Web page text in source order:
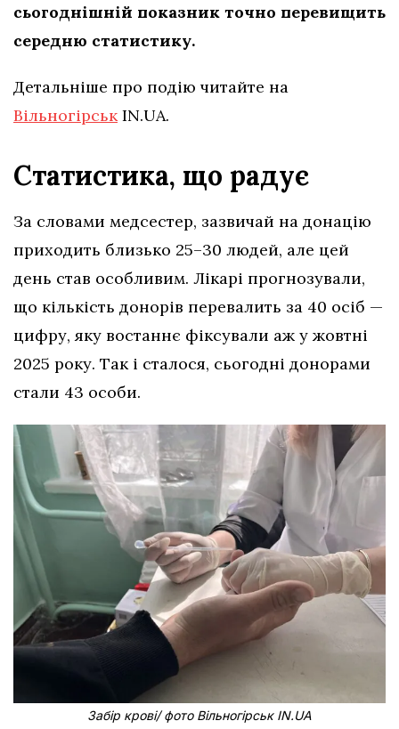
сьогоднішній показник точно перевищить
середню статистику.
Детальніше про подію читайте на
ВільногірськIN.UA.
Статистика, що радує
За словами медсестер, зазвичай на донацію
приходить близько 25–30 людей, але цей
день став особливим. Лікарі прогнозували,
що кількість донорів перевалить за 40 осіб —
цифру, яку востаннє фіксували аж у жовтні
2025 року. Так і сталося, сьогодні донорами
стали 43 особи.
Забір крові/ фото Вільногірськ IN.UA